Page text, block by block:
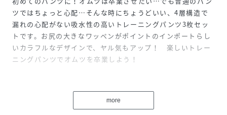
ツではちょっと心配…そんな時にちょうどいい、4層構造で
漏れの心配がない吸水性の高いトレーニングパンツ3枚セッ
トです。お尻の大きなワッペンがポイントのインポートらし
いカラフルなデザインで、ヤル気もアップ！ 楽しいトレー
ニングパンツでオムツを卒業しよう！
中国
more